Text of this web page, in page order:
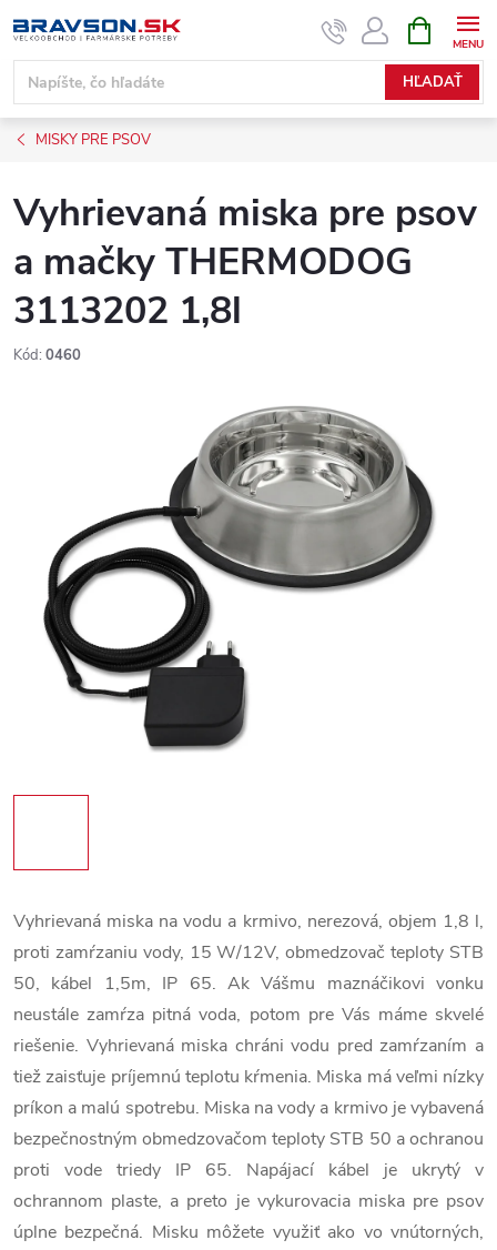
na
obsah
HĽADAŤ
KOŠÍK
MISKY PRE PSOV
Vyhrievaná miska pre psov
a mačky THERMODOG
3113202 1,8l
Kód: 0460
Vyhrievaná miska na vodu a krmivo, nerezová, objem 1,8 l,
proti zamŕzaniu vody, 15 W/12V, obmedzovač teploty STB
50, kábel 1,5m, IP 65. Ak Vášmu maznáčikovi vonku
neustále zamŕza pitná voda, potom pre Vás máme skvelé
riešenie. Vyhrievaná miska chráni vodu pred zamŕzaním a
tiež zaisťuje príjemnú teplotu kŕmenia. Miska má veľmi nízky
príkon a malú spotrebu. Miska na vody a krmivo je vybavená
bezpečnostným obmedzovačom teploty STB 50 a ochranou
proti vode triedy IP 65. Napájací kábel je ukrytý v
ochrannom plaste, a preto je vykurovacia miska pre psov
úplne bezpečná. Misku môžete využiť ako vo vnútorných,